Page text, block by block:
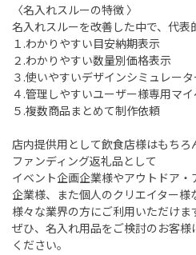
〈名入れスルーの特徴 〉
名入れスルーを改善した中で、代表
１.わかりやすい目安納期表示
２.わかりやすい数量別価格表示
３.使いやすいデザインシミュレータ
４.管理しやすいユーザー様専用マ
５.複数商品まとめて制作依頼
店内提供用として飲食店様はもち
ファンディング返礼品として
イベント企画企業様やアウトドア
企業様、また個人のクリエイター様
様々な業界の方にご利用いただけま
ぜひ、名入れ用品をご検討のお客
ください。